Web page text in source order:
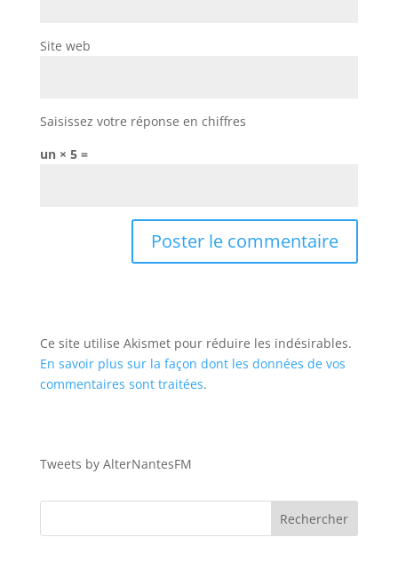
Site web
Saisissez votre réponse en chiffres
un × 5 =
Ce site utilise Akismet pour réduire les indésirables.
En savoir plus sur la façon dont les données de vos
commentaires sont traitées.
Tweets by AlterNantesFM